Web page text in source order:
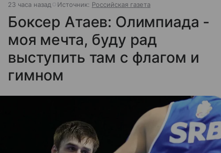
23 часа назад Источник: Российская газета
Боксер Атаев: Олимпиада -
моя мечта, буду рад
выступить там с флагом и
гимном